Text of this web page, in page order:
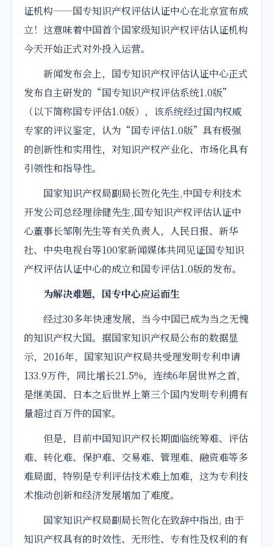
证机构——国专知识产权评估认证中心在北京宣布成
立！这意味着中国首个国家级知识产权评估认证机构
今天开始正式对外投入运营。
新闻发布会上，国专知识产权评估认证中心正式
发布自主研发的“国专知识产权评估系统1.0版”
（以下简称国专评估1.0版），该系统经过国内权威
专家的评议鉴定，认为“国专评估1.0版”具有极强
的创新性和实用性，对知识产权产业化、市场化具有
引领性和指导性。
国家知识产权局副局长贺化先生,中国专利技术
开发公司总经理徐健先生,国专知识产权评估认证中
心董事长邹刚先生等有关负责人，人民日报、新华
社、中央电视台等100家新闻媒体共同见证国专知识
产权评估认证中心的成立和国专评估1.0版的发布。
为解决难题，国专中心应运而生
经过30多年快速发展，当今中国已成为当之无愧
的知识产权大国。据国家知识产权局公布的数据显
示，2016年，国家知识产权局共受理发明专利申请
133.9万件，同比增长21.5%，连续6年居世界之首，
是继美国、日本之后世界上第三个国内发明专利拥有
量超过百万件的国家。
但是，目前中国知识产权长期面临统筹难、评估
难、转化难、保护难、交易难、管理难、融资难等多
难局面，特别是专利评估技术难上加难，这为专利技
术推动创新和经济发展增加了难度。
国家知识产权局副局长贺化在致辞中指出, 由于
知识产权具有的时效性、无形性、专有性及权利的有